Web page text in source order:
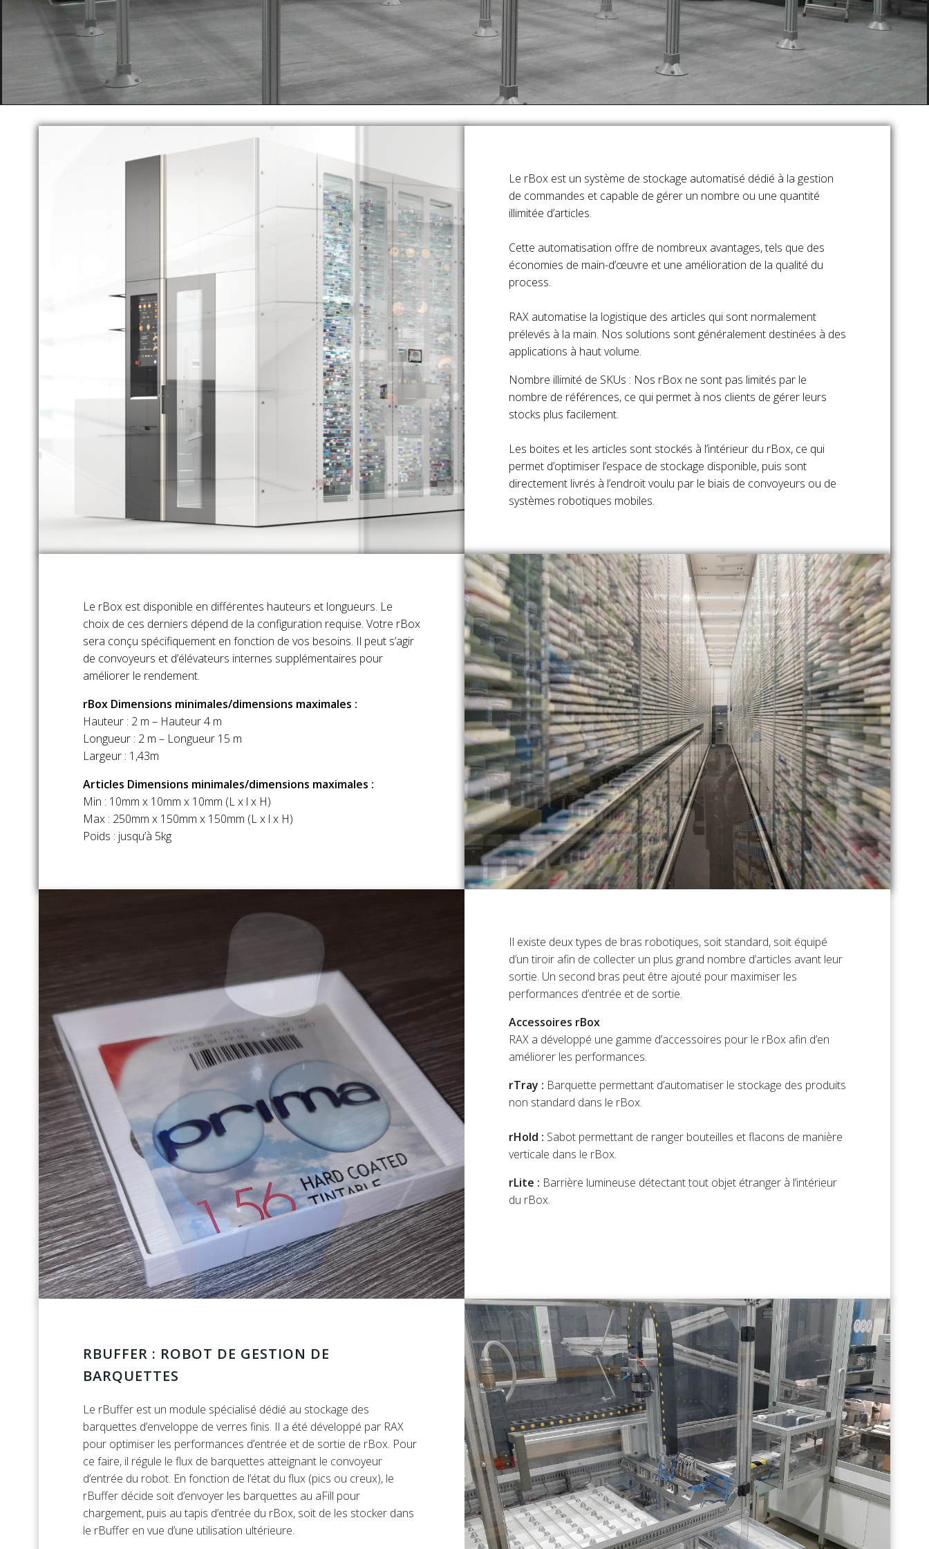
Le rBox est un système de stockage automatisé dédié à la gestion
de commandes et capable de gérer un nombre ou une quantité
illimitée d’articles.
Cette automatisation offre de nombreux avantages, tels que des
économies de main-d’œuvre et une amélioration de la qualité du
process.
RAX automatise la logistique des articles qui sont normalement
prélevés à la main. Nos solutions sont généralement destinées à des
applications à haut volume.
Nombre illimité de SKUs : Nos rBox ne sont pas limités par le
nombre de références, ce qui permet à nos clients de gérer leurs
stocks plus facilement.
Les boites et les articles sont stockés à l’intérieur du rBox, ce qui
permet d’optimiser l’espace de stockage disponible, puis sont
directement livrés à l’endroit voulu par le biais de convoyeurs ou de
systèmes robotiques mobiles.
Le rBox est disponible en différentes hauteurs et longueurs. Le
choix de ces derniers dépend de la configuration requise. Votre rBox
sera conçu spécifiquement en fonction de vos besoins. Il peut s’agir
de convoyeurs et d’élévateurs internes supplémentaires pour
améliorer le rendement.
rBox Dimensions minimales/dimensions maximales :
Hauteur : 2 m – Hauteur 4 m
Longueur : 2 m – Longueur 15 m
Largeur : 1,43m
Articles Dimensions minimales/dimensions maximales :
Min : 10mm x 10mm x 10mm (L x l x H)
Max : 250mm x 150mm x 150mm (L x l x H)
Poids : jusqu’à 5kg
Il existe deux types de bras robotiques, soit standard, soit équipé
d’un tiroir afin de collecter un plus grand nombre d’articles avant leur
sortie. Un second bras peut être ajouté pour maximiser les
performances d’entrée et de sortie.
Accessoires rBox
RAX a développé une gamme d’accessoires pour le rBox afin d’en
améliorer les performances.
rTray : Barquette permettant d’automatiser le stockage des produits
non standard dans le rBox.
rHold : Sabot permettant de ranger bouteilles et flacons de manière
verticale dans le rBox.
rLite : Barrière lumineuse détectant tout objet étranger à l’intérieur
du rBox.
RBUFFER : ROBOT DE GESTION DE
BARQUETTES
Le rBuffer est un module spécialisé dédié au stockage des
barquettes d’enveloppe de verres finis. Il a été développé par RAX
pour optimiser les performances d’entrée et de sortie de rBox. Pour
ce faire, il régule le flux de barquettes atteignant le convoyeur
d’entrée du robot. En fonction de l’état du flux (pics ou creux), le
rBuffer décide soit d’envoyer les barquettes au aFill pour
chargement, puis au tapis d’entrée du rBox, soit de les stocker dans
le rBuffer en vue d’une utilisation ultérieure.